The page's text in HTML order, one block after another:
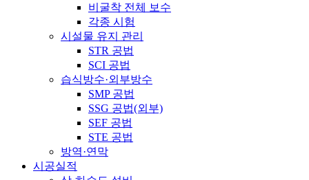
비굴착 전체 보수
각종 시험
시설물 유지 관리
STR 공법
SCI 공법
습식방수·외부방수
SMP 공법
SSG 공법(외부)
SEF 공법
STE 공법
방역·연막
시공실적